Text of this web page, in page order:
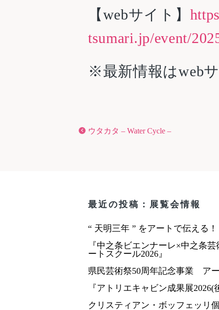
【webサイト】
tsumari.jp/event/
※最新情報はweb
ウタカタ – Water Cycle –
最近の投稿：展覧会情報
“ 天明三年 ” をアートで伝える
『中之条ビエンナーレ×中之条
ートスクール2026』
県民芸術祭50周年記念事業 ア
『アトリエキャビン成果展2026(
クリスティアン・ボッフェッリ